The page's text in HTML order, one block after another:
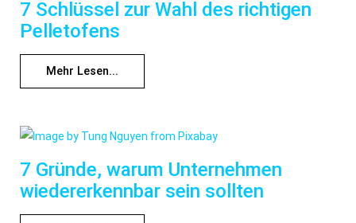
7 Schlüssel zur Wahl des richtigen
Pelletofens
Mehr Lesen...
7 Gründe, warum Unternehmen
wiedererkennbar sein sollten